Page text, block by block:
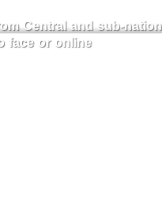
Central and sub-
face or online